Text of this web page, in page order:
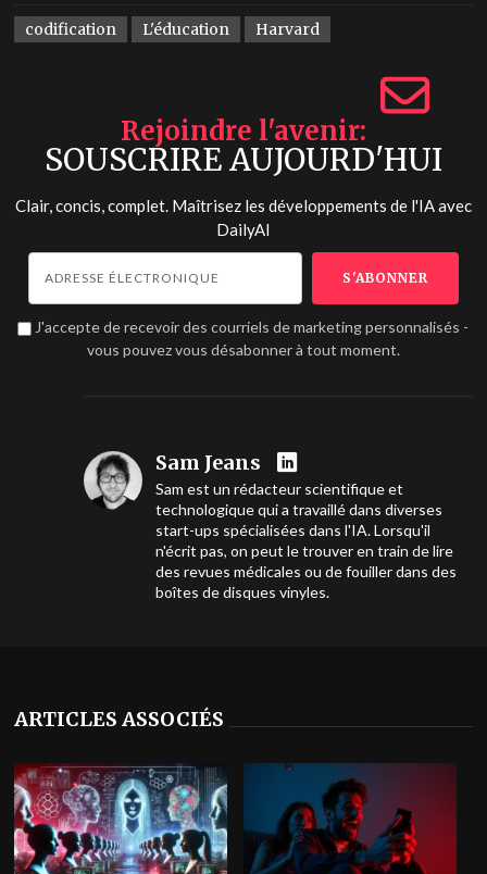
codification L'éducation Harvard
Rejoindre l'avenir
SOUSCRIRE AUJOURD'HUI
Clair, concis, complet. Maîtrisez les développements de l'IA avec
DailyAI
J'accepte de recevoir des courriels de marketing personnalisés -
vous pouvez vous désabonner à tout moment.
Sam Jeans
Sam est un rédacteur scientifique et
technologique qui a travaillé dans diverses
start-ups spécialisées dans l'IA. Lorsqu'il
n'écrit pas, on peut le trouver en train de lire
des revues médicales ou de fouiller dans des
boîtes de disques vinyles.
ARTICLES ASSOCIÉS